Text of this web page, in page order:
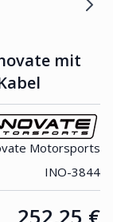
mit
Motorsports
INO-3844
Price: